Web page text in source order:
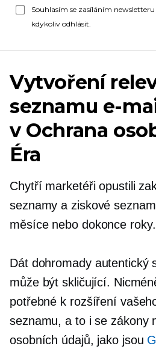
Souhlasím se zasíláním
kdykoliv odhlásit.
Vytvoření
seznamu e-
v Ochrana
Éra
Chytří marketéři opustili
seznamy a ziskové
měsíce nebo dokonce roky.
Dát dohromady autentický
může být skličující.
potřebné k rozšíření
seznamu, a to i se zákony
osobních údajů, jako jsou